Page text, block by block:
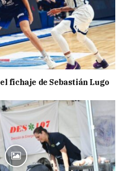
fichaje de Sebastián Lugo